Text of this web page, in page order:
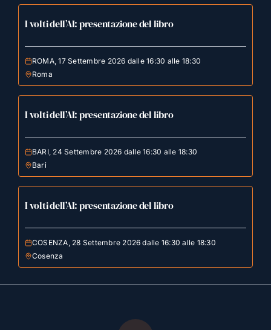
I volti dell’AI: presentazione del libro
ROMA, 17 Settembre 2026 dalle 16:30 alle 18:30
Roma
I volti dell’AI: presentazione del libro
BARI, 24 Settembre 2026 dalle 16:30 alle 18:30
Bari
I volti dell’AI: presentazione del libro
COSENZA, 28 Settembre 2026 dalle 16:30 alle 18:30
Cosenza